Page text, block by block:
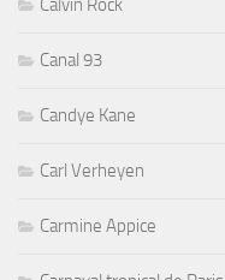
Calvin Rock
Canal 93
Candye Kane
Carl Verheyen
Carmine Appice